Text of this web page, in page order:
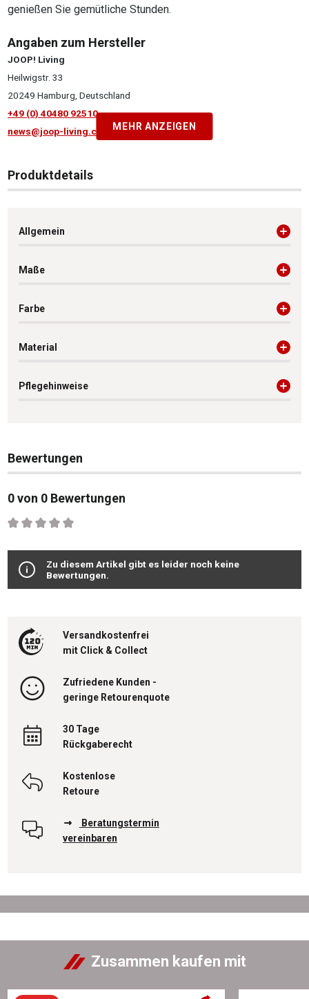
genießen Sie gemütliche Stunden.
Angaben zum Hersteller
JOOP! Living
Heilwigstr. 33
20249 Hamburg, Deutschland
+49 (0) 40480 92510
news@joop-living.com
MEHR ANZEIGEN
Produktdetails
Allgemein
Maße
Farbe
Material
Pflegehinweise
Bewertungen
0 von 0 Bewertungen
Durchschnittliche Bewertung von 0 von 5 Sternen
Zu diesem Artikel gibt es leider noch keine
Bewertungen.
Versandkostenfrei
mit Click & Collect
Zufriedene Kunden -
geringe Retourenquote
30 Tage
Rückgaberecht
Kostenlose
Retoure
Beratungstermin
vereinbaren
Zusammen kaufen mit